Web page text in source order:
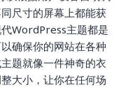
尺寸的屏幕上都能获
WordPress主题都是
确保你的网站在各种
题就像一件神奇的衣
大小，让你在任何场